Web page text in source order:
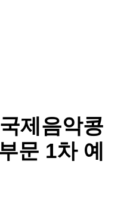
제음악콩
문 1차 예